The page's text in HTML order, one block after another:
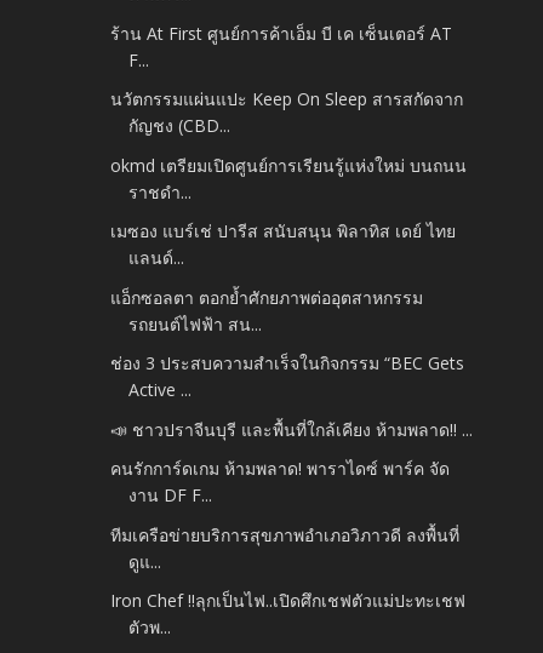
ร้าน At First ศูนย์การค้าเอ็ม บี เค เซ็นเตอร์ AT
F...
นวัตกรรมแผ่นแปะ Keep On Sleep สารสกัดจาก
กัญชง (CBD...
okmd เตรียมเปิดศูนย์การเรียนรู้แห่งใหม่ บนถนน
ราชดำ...
เมซอง แบร์เช่ ปารีส สนับสนุน พิลาทิส เดย์ ไทย
แลนด์...
แอ็กซอลตา ตอกย้ำศักยภาพต่ออุตสาหกรรม
รถยนต์ไฟฟ้า สน...
ช่อง 3 ประสบความสำเร็จในกิจกรรม “BEC Gets
Active ...
📣 ชาวปราจีนบุรี และพื้นที่ใกล้เคียง ห้ามพลาด‼️ ...
คนรักการ์ดเกม ห้ามพลาด! พาราไดซ์ พาร์ค จัด
งาน DF F...
ทีมเครือข่ายบริการสุขภาพอำเภอวิภาวดี ลงพื้นที่
ดูแ...
Iron Chef !!ลุกเป็นไฟ..เปิดศึกเชฟตัวแม่ปะทะเชฟ
ตัวพ...